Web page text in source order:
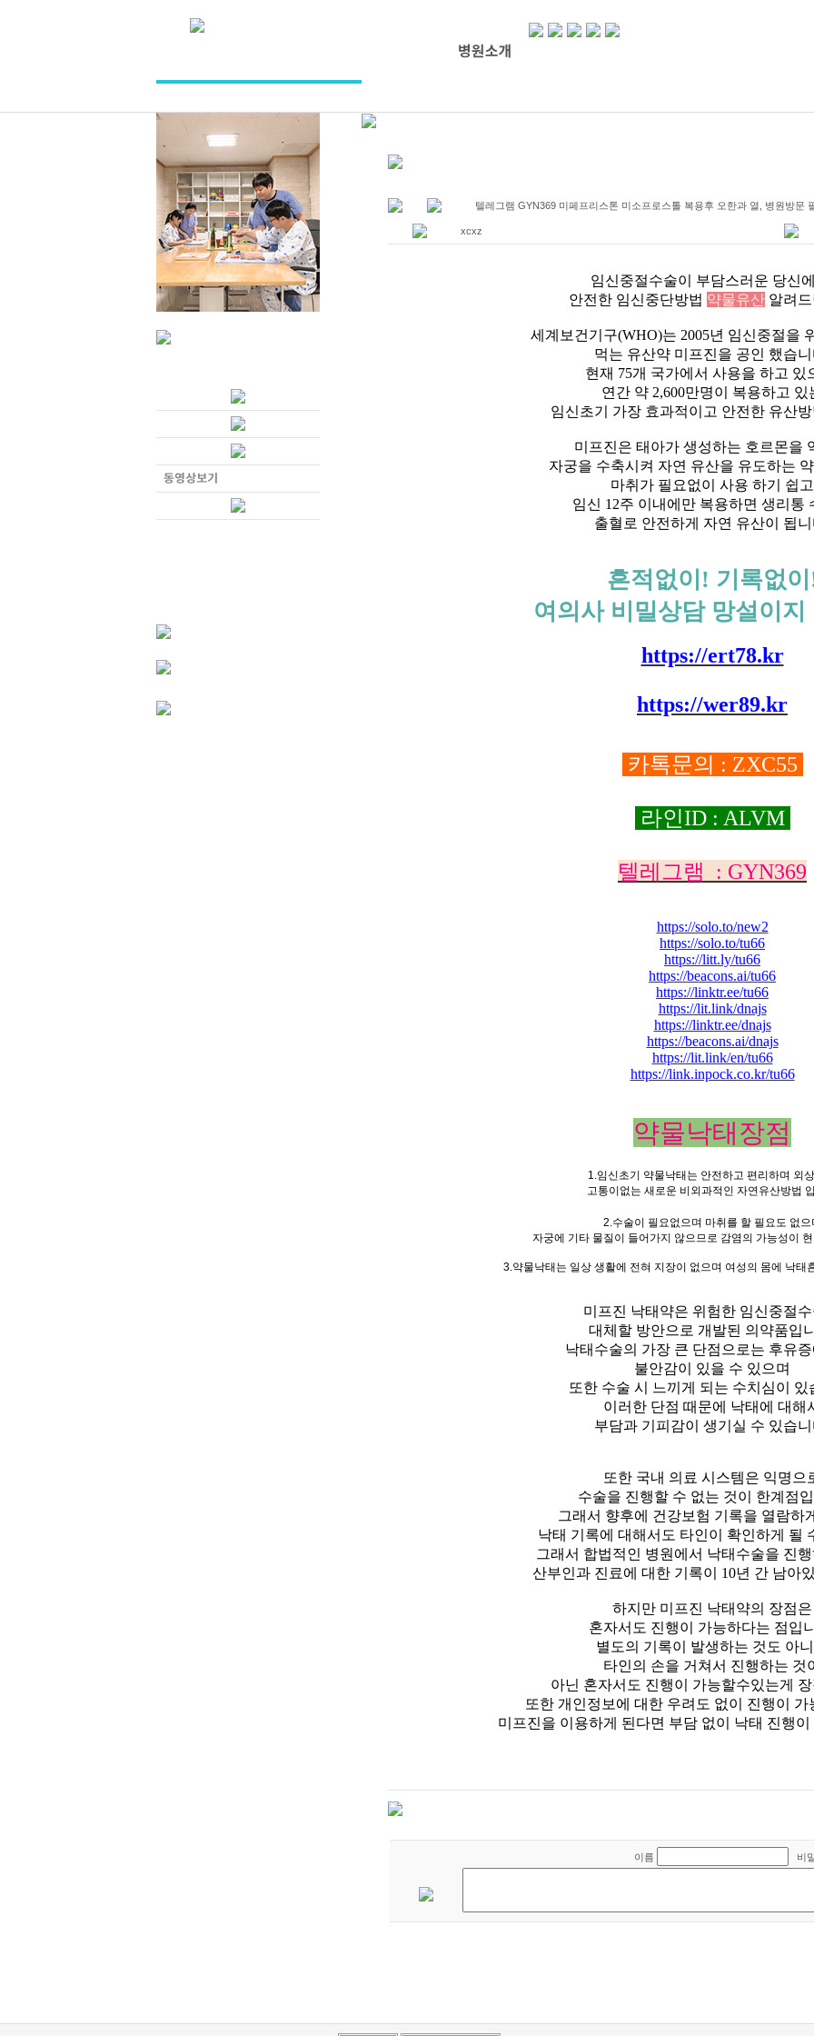
텔레그램 GYN369 미페프리스톤 미소프로스톨 복용후 오한과 열, 병원방문
xcxz
임신중절수술이 부담스러운 당신
안전한 임신중단방법 약물유산 알려
세계보건기구(WHO)는 2005년 임신중절을
먹는 유산약 미프진을 공인 했습니
현재 75개 국가에서 사용을 하고 있
연간 약 2,600만명이 복용하고 있
임신초기 가장 효과적이고 안전한 유산
미프진은 태아가 생성하는 호르몬을
자궁을 수축시켜 자연 유산을 유도하는
마취가 필요없이 사용 하기 쉽고
임신 12주 이내에만 복용하면 생리통
출혈로 안전하게 자연 유산이 됩니
흔적없이! 기록없
여의사 비밀상담 망설이지
https://ert78.kr
https://wer89.kr
카톡문의 : ZXC55
라인ID : ALVM
텔레그램 : GYN369
https://solo.to/new2
https://solo.to/tu66
https://litt.ly/tu66
https://beacons.ai/tu66
https://linktr.ee/tu66
https://lit.link/dnajs
https://linktr.ee/dnajs
https://beacons.ai/dnajs
https://lit.link/en/tu66
https://link.inpock.co.kr/tu66
약물낙태장점
1.임신초기 약물낙태는 안전하고 편리하며 외
고통이없는 새로운 비외과적인 자연유산방법
2.수술이 필요없으며 마취를 할 필요도 없으
자궁에 기타 물질이 들어가지 않으므로 감염의 가능성이
3.약물낙태는 일상 생활에 전혀 지장이 없으며 여성의 몸에 낙태
미프진 낙태약은 위험한 임신중절
대체할 방안으로 개발된 의약품입
낙태수술의 가장 큰 단점으로는 후유
불안감이 있을 수 있으며
또한 수술 시 느끼게 되는 수치심이 있
이러한 단점 때문에 낙태에 대해
부담과 기피감이 생기실 수 있습니
또한 국내 의료 시스템은 익명으
수술을 진행할 수 없는 것이 한계점
그래서 향후에 건강보험 기록을 열람하
낙태 기록에 대해서도 타인이 확인하게 될
그래서 합법적인 병원에서 낙태수술을 진
산부인과 진료에 대한 기록이 10년 간 남아
하지만 미프진 낙태약의 장점은
혼자서도 진행이 가능하다는 점입
별도의 기록이 발생하는 것도 아
타인의 손을 거쳐서 진행하는 것이
아닌 혼자서도 진행이 가능할수있는게
또한 개인정보에 대한 우려도 없이 진행이 가
미프진을 이용하게 된다면 부담 없이 낙태 진행
이름 비